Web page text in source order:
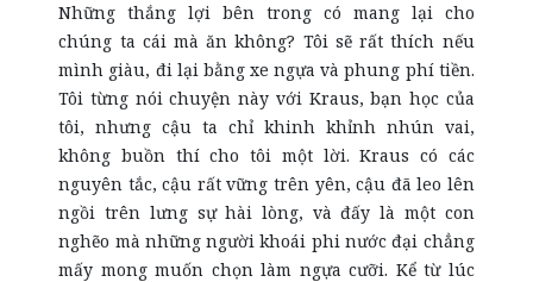
Những thắng lợi bên trong có mang lại cho
chúng ta cái mà ăn không? Tôi sẽ rất thích nếu
mình giàu, đi lại bằng xe ngựa và phung phí tiền.
Tôi từng nói chuyện này với Kraus, bạn học của
tôi, nhưng cậu ta chỉ khinh khỉnh nhún vai,
không buồn thí cho tôi một lời. Kraus có các
nguyên tắc, cậu rất vững trên yên, cậu đã leo lên
ngồi trên lưng sự hài lòng, và đấy là một con
nghẽo mà những người khoái phi nước đại chẳng
mấy mong muốn chọn làm ngựa cưỡi. Kể từ lúc